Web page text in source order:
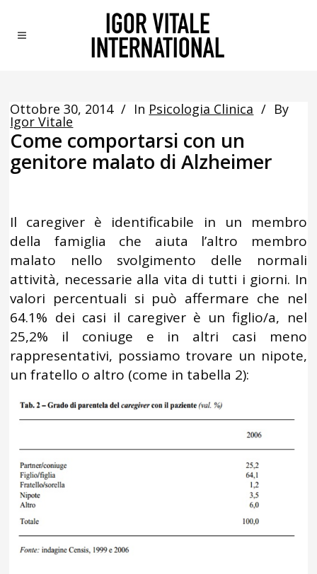
Ottobre 30, 2014 In Psicologia Clinica By
Igor Vitale
Come comportarsi con un
genitore malato di Alzheimer
Il caregiver è identificabile in un membro
della famiglia che aiuta l’altro membro
malato nello svolgimento delle normali
attività, necessarie alla vita di tutti i giorni. In
valori percentuali si può affermare che nel
64.1% dei casi il caregiver è un figlio/a, nel
25,2% il coniuge e in altri casi meno
rappresentativi, possiamo trovare un nipote,
un fratello o altro (come in tabella 2):